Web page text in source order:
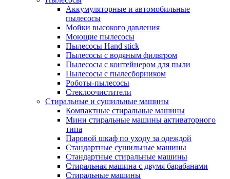
Аккумуляторные и автомобильные
пылесосы
Мойки высокого давления
Моющие пылесосы
Пылесосы Hand stick
Пылесосы с водяным фильтром
Пылесосы с контейнером для пыли
Пылесосы с пылесборником
Роботы-пылесосы
Стеклоочистители
Стиральные и сушильные машины
Компактные стиральные машины
Мини стиральные машины активаторного
типа
Паровой шкаф по уходу за одеждой
Стандартные сушильные машины
Стандартные стиральные машины
Стиральная машина с двумя барабанами
Стиральные машины